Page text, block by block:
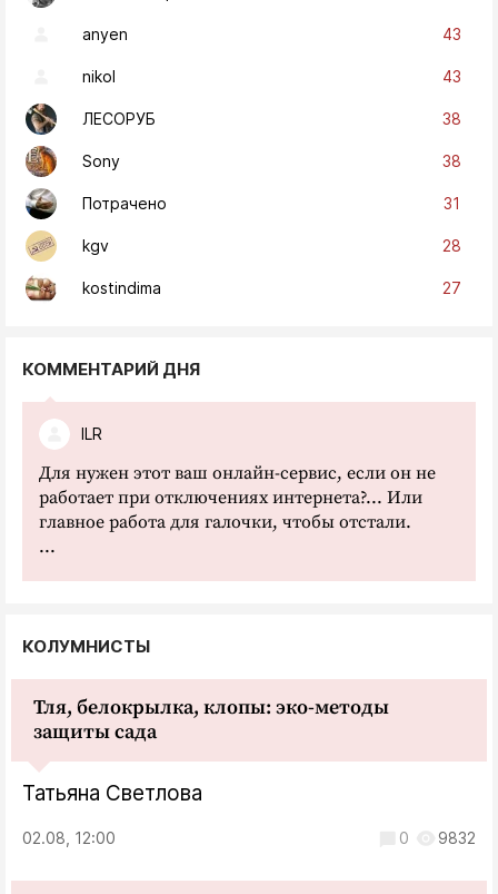
anyen 43
nikol 43
ЛЕСОРУБ 38
Sony 38
Потрачено 31
kgv 28
kostindima 27
КОММЕНТАРИЙ ДНЯ
ILR
Для нужен этот ваш онлайн-сервис, если он не
работает при отключениях интернета?... Или
главное работа для галочки, чтобы отстали.
...
КОЛУМНИСТЫ
Тля, белокрылка, клопы: эко-методы
защиты сада
Татьяна Светлова
02.08, 12:00 0 9832